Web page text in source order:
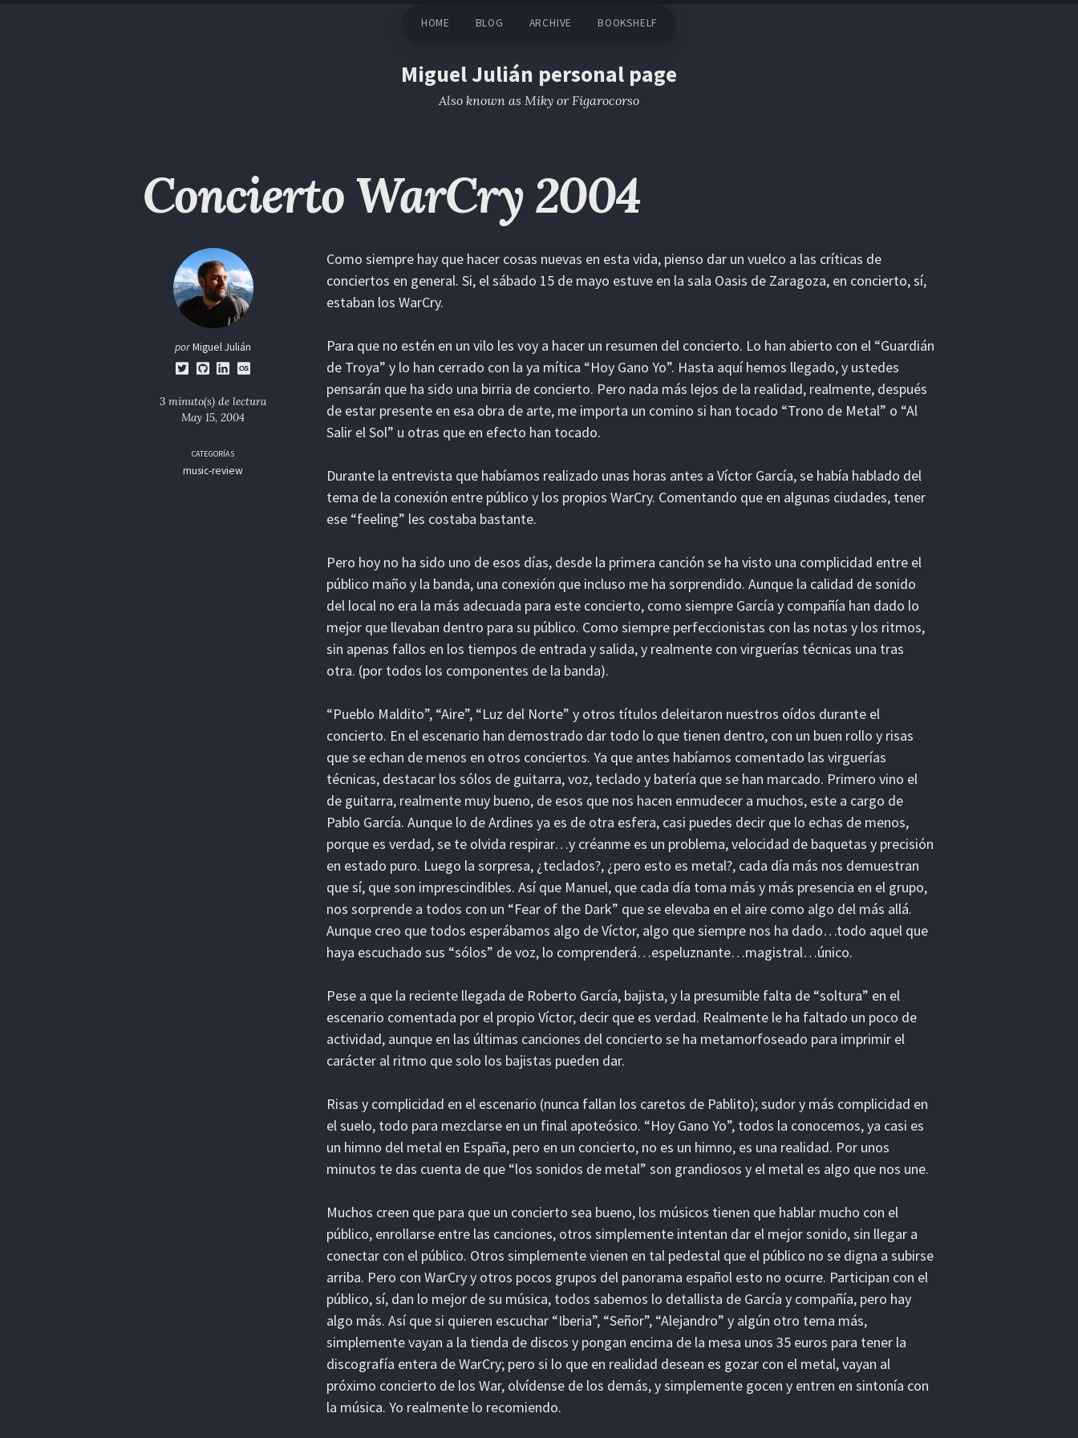
HOME BLOG ARCHIVE BOOKSHELF
Miguel Julián personal page
Also known as Miky or Figarocorso
Concierto WarCry 2004
porMiguel Julián
3 minuto(s) de lectura
May 15, 2004
CATEGORÍAS
music-review
Como siempre hay que hacer cosas nuevas en esta vida, pienso dar un vuelco a las críticas de
conciertos en general. Si, el sábado 15 de mayo estuve en la sala Oasis de Zaragoza, en concierto, sí,
estaban los WarCry.
Para que no estén en un vilo les voy a hacer un resumen del concierto. Lo han abierto con el “Guardián
de Troya” y lo han cerrado con la ya mítica “Hoy Gano Yo”. Hasta aquí hemos llegado, y ustedes
pensarán que ha sido una birria de concierto. Pero nada más lejos de la realidad, realmente, después
de estar presente en esa obra de arte, me importa un comino si han tocado “Trono de Metal” o “Al
Salir el Sol” u otras que en efecto han tocado.
Durante la entrevista que habíamos realizado unas horas antes a Víctor García, se había hablado del
tema de la conexión entre público y los propios WarCry. Comentando que en algunas ciudades, tener
ese “feeling” les costaba bastante.
Pero hoy no ha sido uno de esos días, desde la primera canción se ha visto una complicidad entre el
público maño y la banda, una conexión que incluso me ha sorprendido. Aunque la calidad de sonido
del local no era la más adecuada para este concierto, como siempre García y compañía han dado lo
mejor que llevaban dentro para su público. Como siempre perfeccionistas con las notas y los ritmos,
sin apenas fallos en los tiempos de entrada y salida, y realmente con virguerías técnicas una tras
otra. (por todos los componentes de la banda).
“Pueblo Maldito”, “Aire”, “Luz del Norte” y otros títulos deleitaron nuestros oídos durante el
concierto. En el escenario han demostrado dar todo lo que tienen dentro, con un buen rollo y risas
que se echan de menos en otros conciertos. Ya que antes habíamos comentado las virguerías
técnicas, destacar los sólos de guitarra, voz, teclado y batería que se han marcado. Primero vino el
de guitarra, realmente muy bueno, de esos que nos hacen enmudecer a muchos, este a cargo de
Pablo García. Aunque lo de Ardines ya es de otra esfera, casi puedes decir que lo echas de menos,
porque es verdad, se te olvida respirar…y créanme es un problema, velocidad de baquetas y precisión
en estado puro. Luego la sorpresa, ¿teclados?, ¿pero esto es metal?, cada día más nos demuestran
que sí, que son imprescindibles. Así que Manuel, que cada día toma más y más presencia en el grupo,
nos sorprende a todos con un “Fear of the Dark” que se elevaba en el aire como algo del más allá.
Aunque creo que todos esperábamos algo de Víctor, algo que siempre nos ha dado…todo aquel que
haya escuchado sus “sólos” de voz, lo comprenderá…espeluznante…magistral…único.
Pese a que la reciente llegada de Roberto García, bajista, y la presumible falta de “soltura” en el
escenario comentada por el propio Víctor, decir que es verdad. Realmente le ha faltado un poco de
actividad, aunque en las últimas canciones del concierto se ha metamorfoseado para imprimir el
carácter al ritmo que solo los bajistas pueden dar.
Risas y complicidad en el escenario (nunca fallan los caretos de Pablito); sudor y más complicidad en
el suelo, todo para mezclarse en un final apoteósico. “Hoy Gano Yo”, todos la conocemos, ya casi es
un himno del metal en España, pero en un concierto, no es un himno, es una realidad. Por unos
minutos te das cuenta de que “los sonidos de metal” son grandiosos y el metal es algo que nos une.
Muchos creen que para que un concierto sea bueno, los músicos tienen que hablar mucho con el
público, enrollarse entre las canciones, otros simplemente intentan dar el mejor sonido, sin llegar a
conectar con el público. Otros simplemente vienen en tal pedestal que el público no se digna a subirse
arriba. Pero con WarCry y otros pocos grupos del panorama español esto no ocurre. Participan con el
público, sí, dan lo mejor de su música, todos sabemos lo detallista de García y compañía, pero hay
algo más. Así que si quieren escuchar “Iberia”, “Señor”, “Alejandro” y algún otro tema más,
simplemente vayan a la tienda de discos y pongan encima de la mesa unos 35 euros para tener la
discografía entera de WarCry; pero si lo que en realidad desean es gozar con el metal, vayan al
próximo concierto de los War, olvídense de los demás, y simplemente gocen y entren en sintonía con
la música. Yo realmente lo recomiendo.